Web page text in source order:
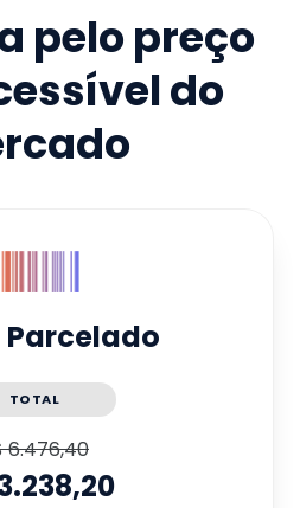
pelo preço
do
Parcelado
TOTAL
6.476,40